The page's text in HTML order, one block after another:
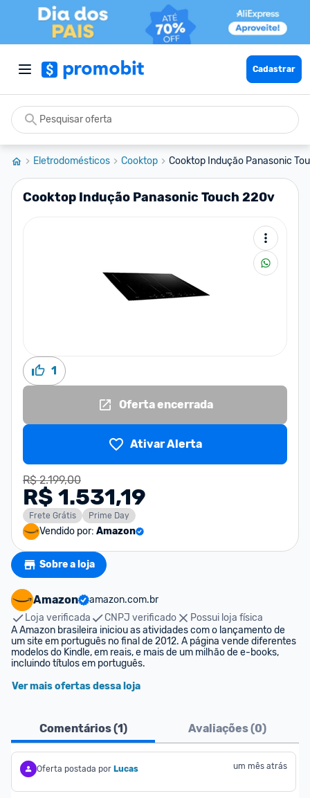
Cadastrar
Eletrodomésticos Cooktop Cooktop Indução Panasonic
Cooktop Indução Panasonic Touch 220v
1
Oferta encerrada
Ativar Alerta
R$ 2.199,00
R$ 1.531,19
Frete Grátis Prime Day
Vendido por: Amazon
Sobre a loja
Amazon
amazon.com.br
Loja verificada
CNPJ verificado
Possui loja física
A Amazon brasileira iniciou as atividades com o lançamento de
um site em português no final de 2012. A página vende diferentes
modelos do Kindle, em reais, e mais de um milhão de e-books,
incluindo títulos em português.
Ver mais ofertas dessa loja
Comentários (1) Avaliações (0)
Oferta postada por Lucas um mês atrás